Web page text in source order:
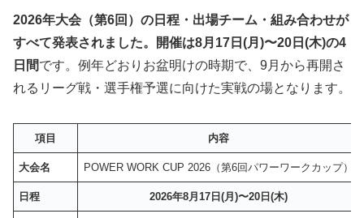
2026年大会（第6回）の日程・出場チーム・組み合わせが
すべて発表されました。開催は8月17日(月)〜20日(木)の4
日間です。例年どおりお盆明けの時期で、9月から再開さ
れるリーグ戦・選手権予選に向けた実戦の場となります。
項目 内容
大会名 POWER WORK CUP 2026（第6回パワーワークカップ）
日程 2026年8月17日(月)〜20日(木)